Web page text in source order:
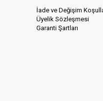
İade ve Değişim
Üyelik Sözleşmesi
Garanti Şartları